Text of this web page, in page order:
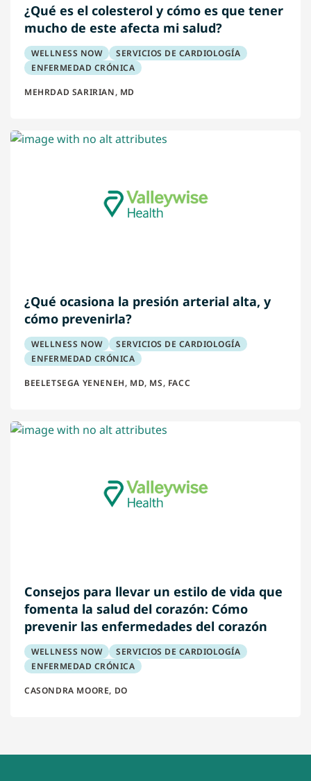
¿Qué es el colesterol y cómo es que tener
mucho de este afecta mi salud?
WELLNESS NOW
SERVICIOS DE CARDIOLOGÍA
ENFERMEDAD CRÓNICA
MEHRDAD SARIRIAN, MD
¿Qué ocasiona la presión arterial alta, y
cómo prevenirla?
WELLNESS NOW
SERVICIOS DE CARDIOLOGÍA
ENFERMEDAD CRÓNICA
BEELETSEGA YENENEH, MD, MS, FACC
Consejos para llevar un estilo de vida que
fomenta la salud del corazón: Cómo
prevenir las enfermedades del corazón
WELLNESS NOW
SERVICIOS DE CARDIOLOGÍA
ENFERMEDAD CRÓNICA
CASONDRA MOORE, DO